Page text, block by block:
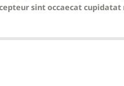
sint occaecat